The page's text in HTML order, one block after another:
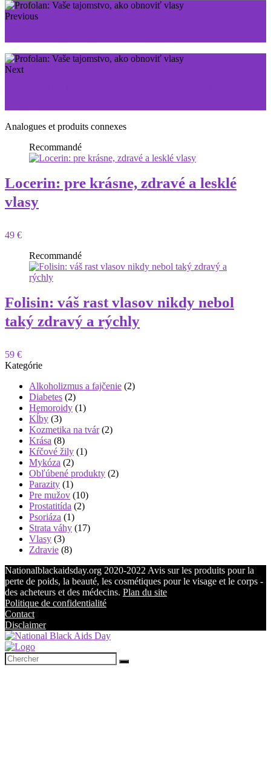
Previous
Next
Analogues et produits connexes
Recommandé
Locerin: pre krásne, zdravé a lesklé
vlasy
49 €
Recommandé
Folisin: váš rast vlasov nikdy nebol
taký zdravý a rýchly
59 €
Kategórie
Alkoholizmus a fajčenie (2)
Diabetes (2)
Hemoroidy (1)
Kĺby (3)
Kozmetika na tvár(2)
Krása (8)
Kŕčové žily (1)
Mykóza (2)
Obľúbené produkty (2)
Parazity (1)
Pre mužov (10)
Prostatitída (2)
Psoriáza (1)
Strata váhy (17)
Vlasy (3)
Zdravie (8)
Nationalblackaidsday.org 2020-2022 Avis sur les produits pour la
perte de poids, la beauté, les cosmétiques pour le visage et le corps -
des acheteurs et des médecins. Plan du site
Politique de confidentialité
Contact
Disclaimer